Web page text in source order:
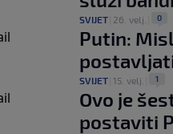
SVIJET 26. velj. 0
Putin:
SVIJET 15. velj. 1
Ovo je
postaviti